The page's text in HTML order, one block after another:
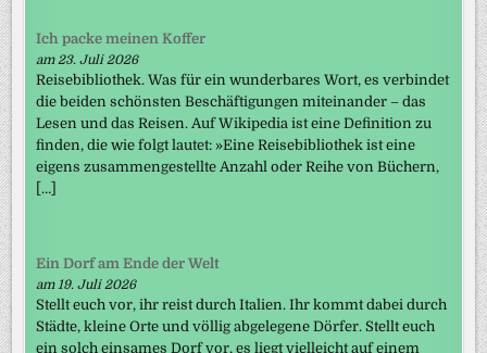
Ich packe meinen Koffer
am 23. Juli 2026
Reisebibliothek. Was für ein wunderbares Wort, es verbindet
die beiden schönsten Beschäftigungen miteinander – das
Lesen und das Reisen. Auf Wikipedia ist eine Definition zu
finden, die wie folgt lautet: »Eine Reisebibliothek ist eine
eigens zusammengestellte Anzahl oder Reihe von Büchern,
[…]
Ein Dorf am Ende der Welt
am 19. Juli 2026
Stellt euch vor, ihr reist durch Italien. Ihr kommt dabei durch
Städte, kleine Orte und völlig abgelegene Dörfer. Stellt euch
ein solch einsames Dorf vor, es liegt vielleicht auf einem